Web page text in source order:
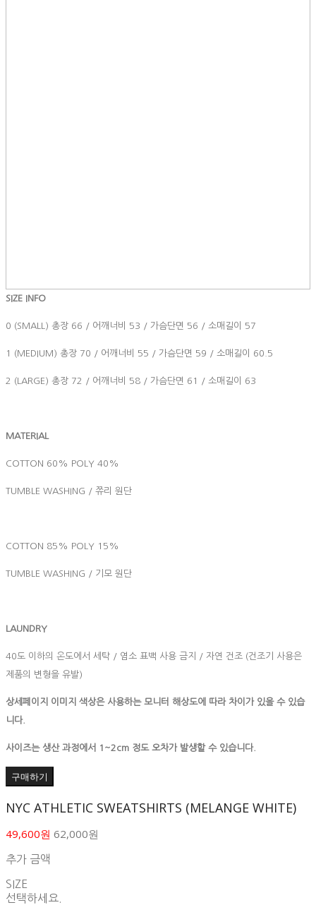
SIZE INFO
0 (SMALL) 총장 66 / 어깨너비 53 / 가슴단면 56 / 소매길이 57
1 (MEDIUM) 총장 70 / 어깨너비 55 / 가슴단면 59 / 소매길이 60.5
2 (LARGE) 총장 72 / 어깨너비 58 / 가슴단면 61 / 소매길이 63
MATERIAL
COTTON 60% POLY 40%
TUMBLE WASHING / 쮸리 원단
COTTON 85% POLY 15%
TUMBLE WASHING / 기모 원단
LAUNDRY
40도 이하의 온도에서 세탁 / 염소 표백 사용 금지 / 자연 건조 (건조기 사용은
제품의 변형을 유발)
상세페이지 이미지 색상은 사용하는 모니터 해상도에 따라 차이가 있을 수 있습
니다.
사이즈는 생산 과정에서 1~2cm 정도 오차가 발생할 수 있습니다.
구매하기
NYC ATHLETIC SWEATSHIRTS (MELANGE WHITE)
49,600원 62,000원
추가 금액
SIZE
선택하세요.